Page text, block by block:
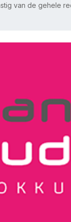
van de gehele